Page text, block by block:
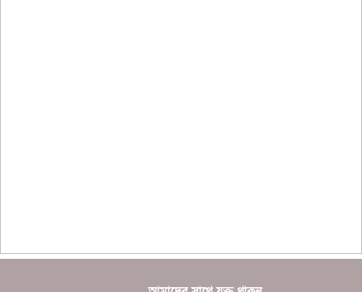
?????? ????? ?????? ???? ???? ?????